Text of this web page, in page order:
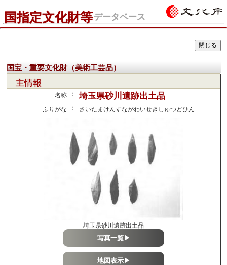
国指定文化財等データベース
国宝・重要文化財（美術工芸品）
主情報
名称 ： 埼玉県砂川遺跡出土品
ふりがな ： さいたまけんすながわいせきしゅつどひん
埼玉県砂川遺跡出土品
写真一覧▶
地図表示▶